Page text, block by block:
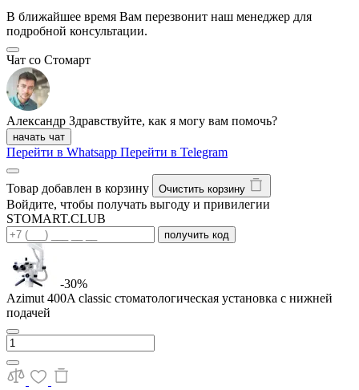
В ближайшее время Вам перезвонит наш менеджер для
подробной консультации.
Чат со Стомарт
Александр Здравствуйте, как я могу вам помочь?
начать чат
Перейти в Whatsapp Перейти в Telegram
Товар добавлен в корзину Очистить корзину
Войдите, чтобы получать выгоду и привилегии
STOMART.CLUB
получить код
-30%
Azimut 400A classic стоматологическая установка с нижней
подачей